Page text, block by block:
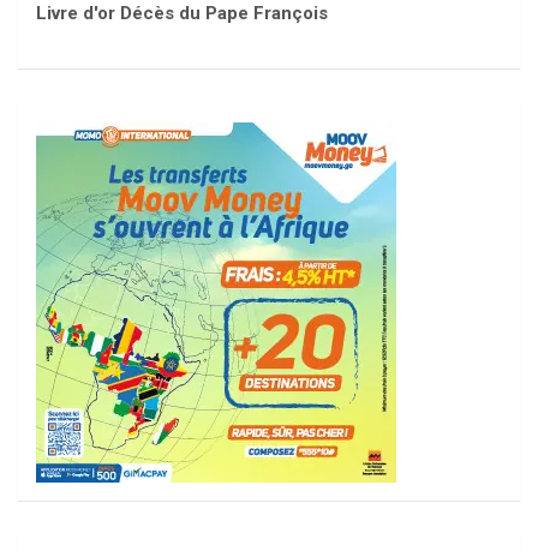
Livre d'or Décès du Pape François